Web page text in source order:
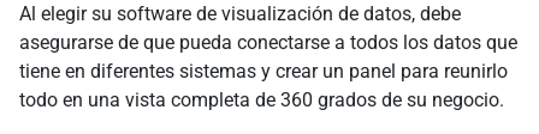
Al elegir su software de visualización de datos, debe
asegurarse de que pueda conectarse a todos los datos que
tiene en diferentes sistemas y crear un panel para reunirlo
todo en una vista completa de 360 grados de su negocio.